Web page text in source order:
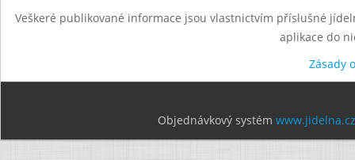
Veškeré publikované informace jsou vlastnictvím příslušné
aplikace do
Zásady
Objednávkový systém www.jidelna.cz